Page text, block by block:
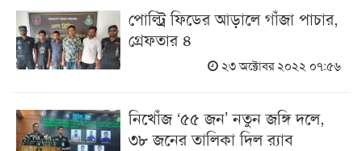
পোল্ট্রি ফিডের আড়ালে গাঁজা পাচার,
গ্রেফতার ৪
২৩ অক্টোবর ২০২২ ০৭:৫৬
নিখোঁজ ‘৫৫ জন’ নতুন জঙ্গি দলে,
৩৮ জনের তালিকা দিল র‌্যাব